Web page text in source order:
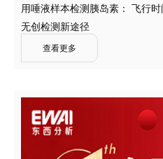
用唾液样本检测胰岛素： 飞行
无创检测新途径
查看更多